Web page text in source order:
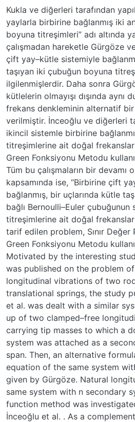
Kukla ve diğerleri tarafından
yaylarla birbirine bağlanmış iki
boyuna titreşimleri” adı altında
çalışmadan hareketle Gürgöze
çift yay–kütle sistemiyle
taşıyan iki çubuğun boyuna
ilgilenmişlerdir. Daha sonra
kütlelerin olmayışı dışında aynı
frekans denkleminin alternatif
verilmiştir. İnceoğlu ve diğerleri
ikincil sistemle birbirine
titreşimlerine ait doğal
Green Fonksiyonu Metodu
Tüm bu çalışmaların bir devamı
kapsamında ise, “Birbirine çift
bağlanmış, bir uçlarında kütle
bağlı Bernoulli–Euler çubuğunun
titreşimlerine ait doğal
tarif edilen problem, Sınır
Green Fonksiyonu Metodu
Motivated by the interesting
was published on the problem
longitudinal vibrations of two
translational springs, the study
et al. was dealt with a similar
up of two clamped–free
carrying tip masses to which a
system was attached as a
span. Then, an alternative
equation of the same system
given by Gürgöze. Natural
same system with n secondary
function method was
İnceoğlu et al. . As a